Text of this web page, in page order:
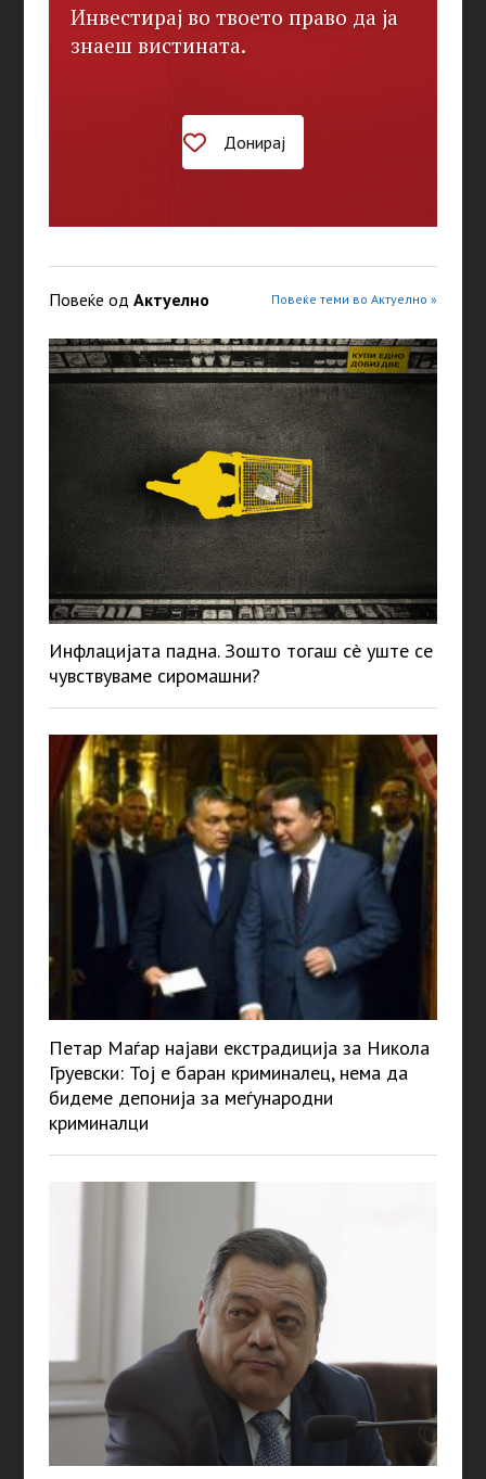
Инвестирај во твоето право да ја
знаеш вистината.
Донирај
Повеќе од Актуелно Повеќе теми во Актуелно »
Инфлацијата падна. Зошто тогаш сè уште се
чувствуваме сиромашни?
Петар Маѓар најави екстрадиција за Никола
Груевски: Тој е баран криминалец, нема да
бидеме депонија за меѓународни
криминалци